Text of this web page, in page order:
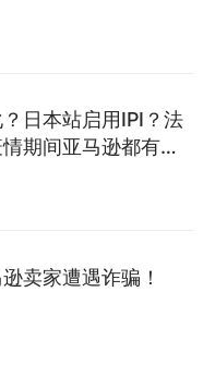
日本站启用IPI？法
期间亚马逊都有些
卖家遭遇诈骗！